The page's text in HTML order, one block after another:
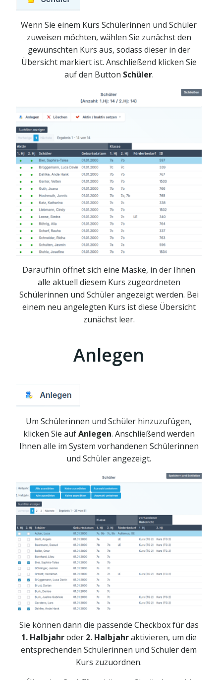
Wenn Sie einem Kurs Schülerinnen und Schüler
zuweisen möchten, wählen Sie zunächst den
gewünschten Kurs aus, sodass dieser in der
Übersicht markiert ist. Anschließend klicken Sie
auf den Button Schüler.
Daraufhin öffnet sich eine Maske, in der Ihnen
alle aktuell diesem Kurs zugeordneten
Schülerinnen und Schüler angezeigt werden. Bei
einem neu angelegten Kurs ist diese Übersicht
zunächst leer.
Anlegen
Um Schülerinnen und Schüler hinzuzufügen,
klicken Sie aufAnlegen. Anschließend werden
Ihnen alle im System vorhandenen Schülerinnen
und Schüler angezeigt.
Sie können dann die passende Checkbox für das
1. Halbjahroder 2. Halbjahraktivieren, um die
entsprechenden Schülerinnen und Schüler dem
Kurs zuzuordnen.